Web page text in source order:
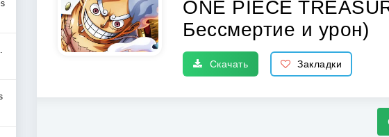
ONE PIECE
Бессмертие и урон)
Скачать Закладки